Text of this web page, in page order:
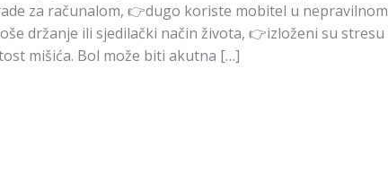
za računalom, 👉dugo koriste mobitel u nepravilnom
držanje ili sjedilački način života, 👉izloženi su stresu
mišića. Bol može biti akutna […]